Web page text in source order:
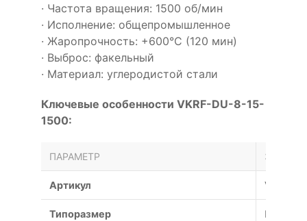
· Частота вращения: 1500 об/мин
· Исполнение: общепромышленное
· Жаропрочность: +600°С (120 мин)
· Выброс: факельный
· Материал: углеродистой стали
Ключевые особенности VKRF-DU-8-15-
1500:
ПАРАМЕТР
Артикул VKRF-
Типоразмер №